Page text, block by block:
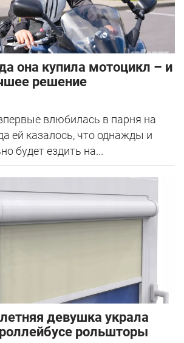
она купила мотоцикл – и
решение
влюбилась в парня на
ей казалось, что однажды и
будет ездить на...
девушка украла
рольшторы